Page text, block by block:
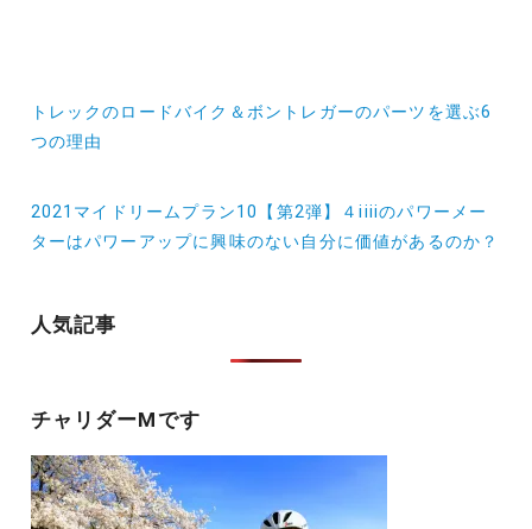
稿
ビ
ン
トレックのロードバイク＆ボントレガーのパーツを選ぶ6
つの理由
2021マイドリームプラン10【第2弾】４iiiiのパワーメー
ターはパワーアップに興味のない自分に価値があるのか？
人気記事
チャリダーMです